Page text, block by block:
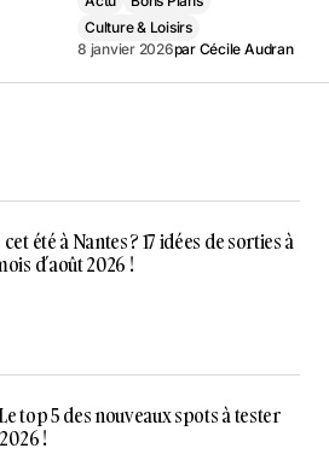
Culture & Loisirs
8 janvier 2026par Cécile Audran
été à Nantes ? 17 idées de sorties à
d’août 2026 !
top 5 des nouveaux spots à tester
!